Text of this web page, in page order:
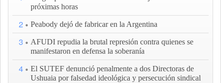
próximas horas
2 Peabody dejó de fabricar en la Argentina
3
AFUDI repudia la brutal represión contra quienes se
manifestaron en defensa la soberanía
4
El SUTEF denunció penalmente a dos Directoras de
Ushuaia por falsedad ideológica y persecución sindical